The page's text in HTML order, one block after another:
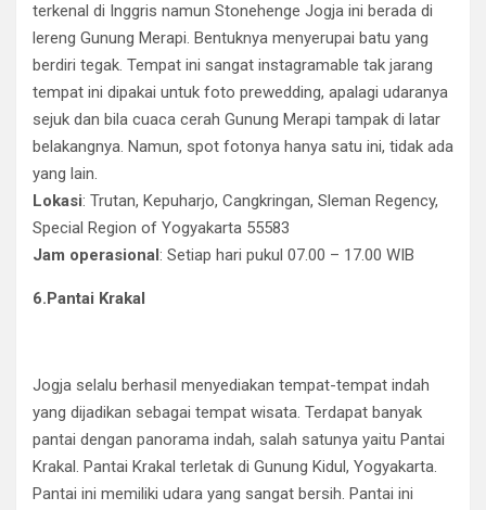
terkenal di Inggris namun Stonehenge Jogja ini berada di
lereng Gunung Merapi. Bentuknya menyerupai batu yang
berdiri tegak. Tempat ini sangat instagramable tak jarang
tempat ini dipakai untuk foto prewedding, apalagi udaranya
sejuk dan bila cuaca cerah Gunung Merapi tampak di latar
belakangnya. Namun, spot fotonya hanya satu ini, tidak ada
yang lain.
Lokasi: Trutan, Kepuharjo, Cangkringan, Sleman Regency,
Special Region of Yogyakarta 55583
Jam operasional: Setiap hari pukul 07.00 – 17.00 WIB
6.Pantai Krakal
Jogja selalu berhasil menyediakan tempat-tempat indah
yang dijadikan sebagai tempat wisata. Terdapat banyak
pantai dengan panorama indah, salah satunya yaitu Pantai
Krakal. Pantai Krakal terletak di Gunung Kidul, Yogyakarta.
Pantai ini memiliki udara yang sangat bersih. Pantai ini